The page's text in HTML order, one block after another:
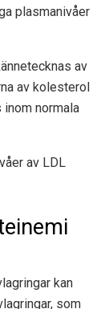
plasmanivåer
av
av kolesterol
normala
av LDL
kan
som